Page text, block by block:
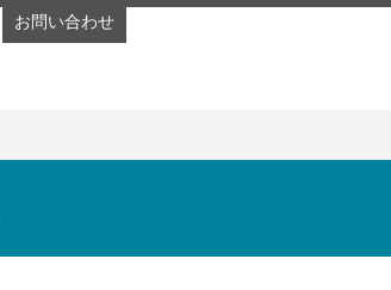
お問い合わせ